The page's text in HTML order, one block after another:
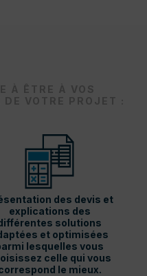
des devis et
explications des
solutions
et optimisées
lesquelles vous
celle qui vous
le mieux.